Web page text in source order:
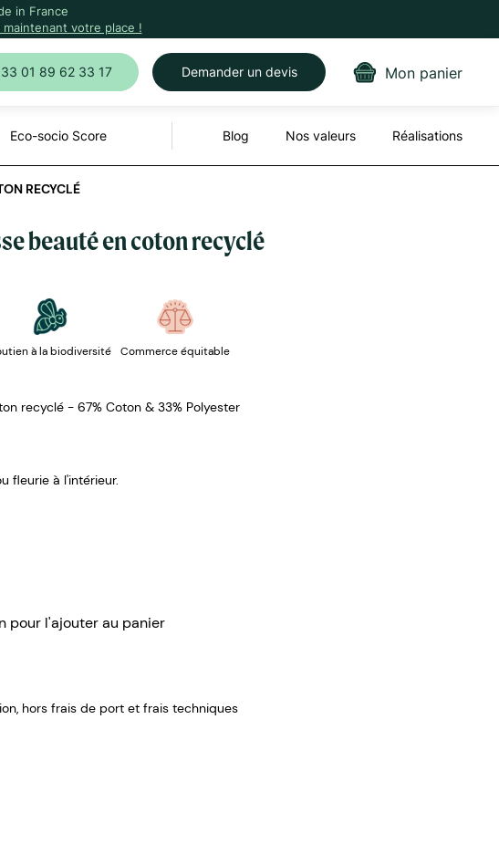
in France
maintenant votre place !
01 89 62 33 17 Demander un devis Mon panier
Eco-socio Score Blog Nos valeurs Réalisations
RECYCLÉ
beauté en coton recyclé
à la biodiversité
Commerce équitable
recyclé - 67% Coton & 33% Polyester
fleurie à l'intérieur.
pour l'ajouter au panier
hors frais de port et frais techniques